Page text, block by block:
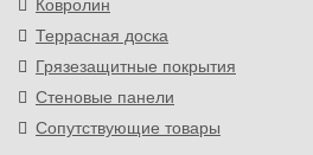
Ковролин
Террасная доска
Грязезащитные покрытия
Стеновые панели
Сопутствующие товары